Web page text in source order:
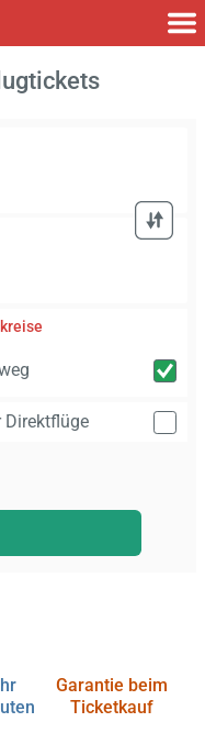
Direktflüge
Garantie beim
Ticketkauf